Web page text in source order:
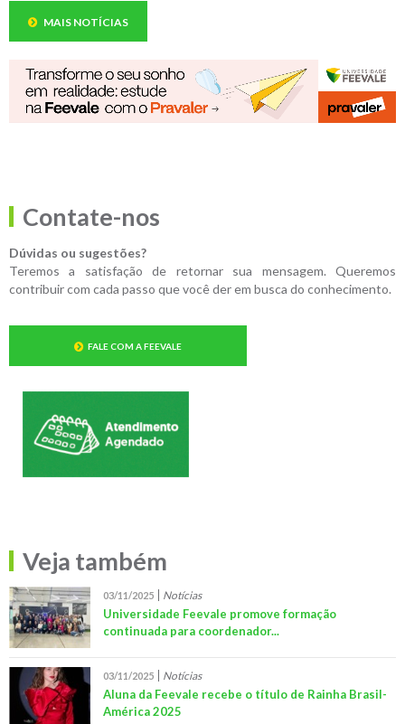
MAIS NOTÍCIAS
Contate-nos
Dúvidas ou sugestões?
Teremos a satisfação de retornar sua mensagem. Queremos
contribuir com cada passo que você der em busca do conhecimento.
FALE COM A FEEVALE
Veja também
03/11/2025 Notícias
Universidade Feevale promove formação
continuada para coordenador...
03/11/2025 Notícias
Aluna da Feevale recebe o título de Rainha Brasil-
América 2025